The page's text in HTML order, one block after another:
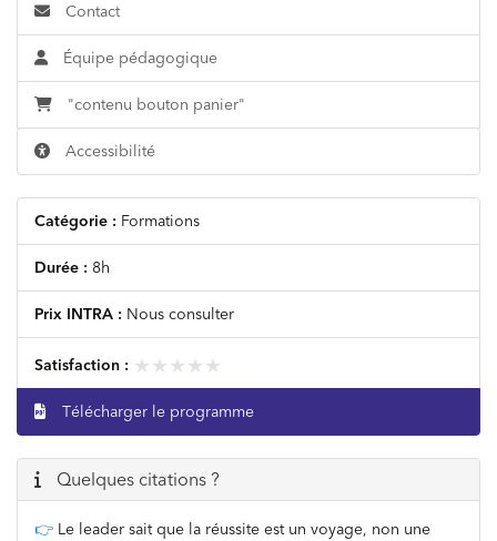
Contact
Équipe pédagogique
"contenu bouton panier"
Accessibilité
Catégorie : Formations
Durée : 8h
Prix INTRA : Nous consulter
Satisfaction : ★★★★★
★★★★★
Télécharger le programme
Quelques citations ?
👉 Le leader sait que la réussite est un voyage, non une